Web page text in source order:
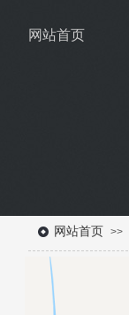
网站首页
网站首页 >>